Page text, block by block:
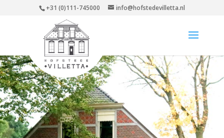
+31 (0)111-745000 info@hofstedevilletta.nl